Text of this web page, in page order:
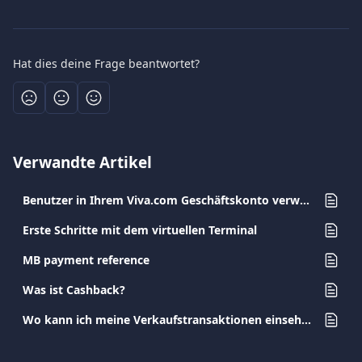
Hat dies deine Frage beantwortet?
Verwandte Artikel
Benutzer in Ihrem Viva.com Geschäftskonto verwalten
Erste Schritte mit dem virtuellen Terminal
MB payment reference
Was ist Cashback?
Wo kann ich meine Verkaufs­transaktionen einsehen?